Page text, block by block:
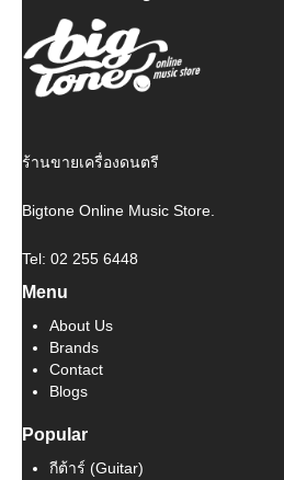
ร้านขายเครื่องดนตรี
Bigtone Online Music Store.
Tel: 02 255 6448
Menu
About Us
Brands
Contact
Blogs
Popular
กีต้าร์ (Guitar)